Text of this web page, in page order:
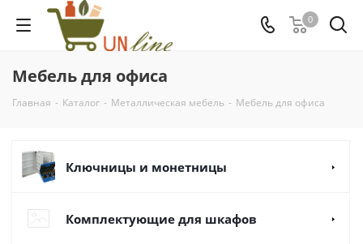
0
Мебель для офиса
Главная - Каталог - Металлическая мебель - Мебель для офиса
Ключницы и монетницы
Комплектующие для шкафов